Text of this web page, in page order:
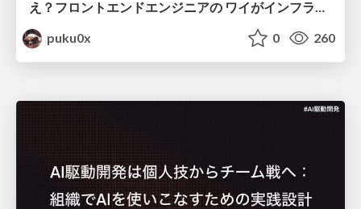
puku0x
0 260